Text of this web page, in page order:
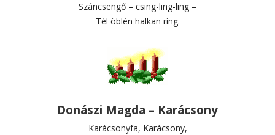
Száncsengő – csing-ling-ling –
Tél öblén halkan ring.
Donászi Magda – Karácsony
Karácsonyfa, Karácsony,